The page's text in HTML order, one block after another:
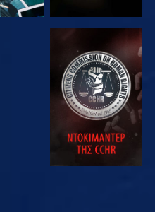
ΠΑΡΑΚΟΛΟΥΘΗΣΤΕ